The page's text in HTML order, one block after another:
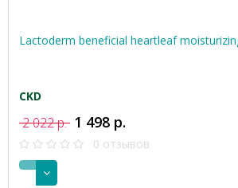
Lactoderm beneficial heartleaf
CKD
2 022 р. 1 498 р.
0 отзывов